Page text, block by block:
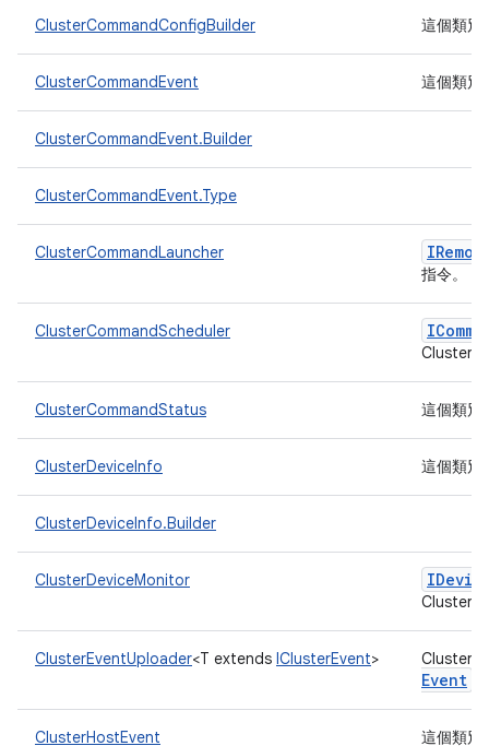
ClusterCommandConfigBuilder 這個類別
ClusterCommandEvent 這個類別
ClusterCommandEvent.Builder
ClusterCommandEvent.Type
ClusterCommandLauncher
指令。
ClusterCommandScheduler
Cluster)
ClusterCommandStatus 這個類別
ClusterDeviceInfo 這個類別
ClusterDeviceInfo.Builder
ClusterDeviceMonitor
Cluster
ClusterEventUploader<T extends IClusterEvent>
Event
ClusterHostEvent 這個類別